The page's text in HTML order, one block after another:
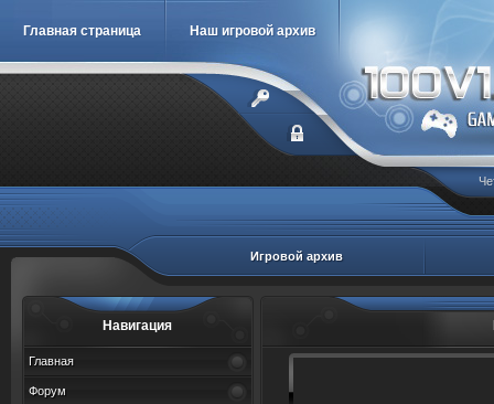
Главная страница Наш игровой архив
Игровой архив
Навигация
Главная
Форум